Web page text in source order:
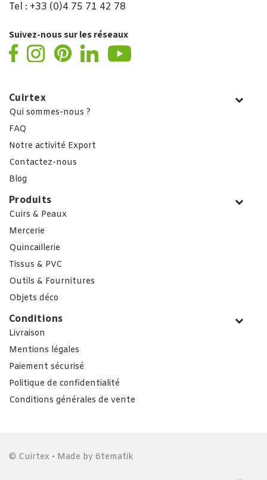
Tel : +33 (0)4 75 71 42 78
Suivez-nous sur les réseaux
Cuirtex
Qui sommes-nous ?
FAQ
Notre activité Export
Contactez-nous
Blog
Produits
Cuirs & Peaux
Mercerie
Quincaillerie
Tissus & PVC
Outils & Fournitures
Objets déco
Conditions
Livraison
Mentions légales
Paiement sécurisé
Politique de confidentialité
Conditions générales de vente
© Cuirtex • Made by 6tematik